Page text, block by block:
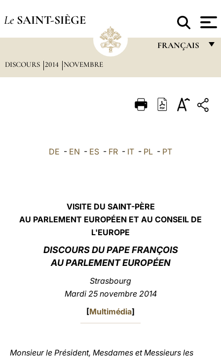
Le SAINT-SIÈGE
FRANÇAIS
ITALIANO
中文
DISCOURS 2014 NOVEMBRE
DE - EN - ES - FR - IT - PL - PT
VISITE DU SAINT-PÈRE
AU PARLEMENT EUROPÉEN ET AU CONSEIL DE
L'EUROPE
DISCOURS DU PAPE FRANÇOIS
AU PARLEMENT EUROPÉEN
Strasbourg
Mardi 25 novembre 2014
[Multimédia]
Monsieur le Président, Mesdames et Messieurs les